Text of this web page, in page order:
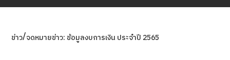
ข่าว/จดหมายข่าว: ข้อมูลงบการเงิน ประจำปี 2565